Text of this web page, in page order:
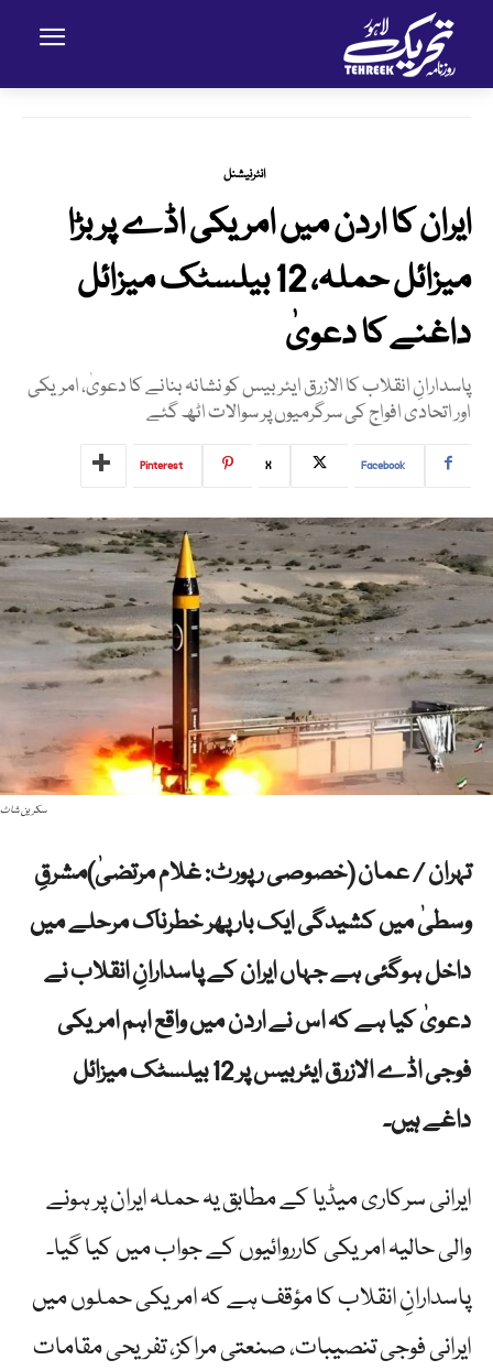
انٹرنیشنل
ایران کا اردن میں امریکی اڈے پر بڑا
میزائل حملہ، 12 بیلسٹک میزائل
داغنے کا دعویٰ
پاسدارانِ انقلاب کا الازرق ایئربیس کو نشانہ بنانے کا دعویٰ، امریکی
اور اتحادی افواج کی سرگرمیوں پر سوالات اٹھ گئے
Facebook
X
Pinterest
سکرین شاٹ
تہران / عمان (خصوصی رپورٹ: غلام مرتضیٰ)مشرقِ
وسطیٰ میں کشیدگی ایک بار پھر خطرناک مرحلے میں
داخل ہوگئی ہے جہاں ایران کے پاسدارانِ انقلاب نے
دعویٰ کیا ہے کہ اس نے اردن میں واقع اہم امریکی
فوجی اڈے الازرق ایئربیس پر 12 بیلسٹک میزائل
داغے ہیں۔
ایرانی سرکاری میڈیا کے مطابق یہ حملہ ایران پر ہونے
والی حالیہ امریکی کارروائیوں کے جواب میں کیا گیا۔
پاسدارانِ انقلاب کا مؤقف ہے کہ امریکی حملوں میں
ایرانی فوجی تنصیبات، صنعتی مراکز، تفریحی مقامات